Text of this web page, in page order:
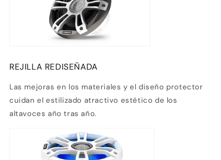
REJILLA REDISEÑADA
Las mejoras en los materiales y el diseño protector
cuidan el estilizado atractivo estético de los
altavoces año tras año.